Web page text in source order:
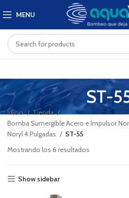
MENU
ST-
Inicio
Tienda
Bomba Sumergible Acero e Impulsor
Noryl 4 Pulgadas
ST-55
Mostrando los 6 resultados
Show sidebar